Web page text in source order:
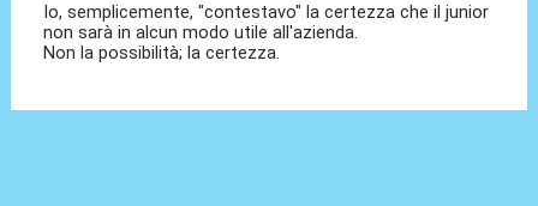
Io, semplicemente, "contestavo" la certezza che il junior
non sarà in alcun modo utile all'azienda.
Non la possibilità; la certezza.